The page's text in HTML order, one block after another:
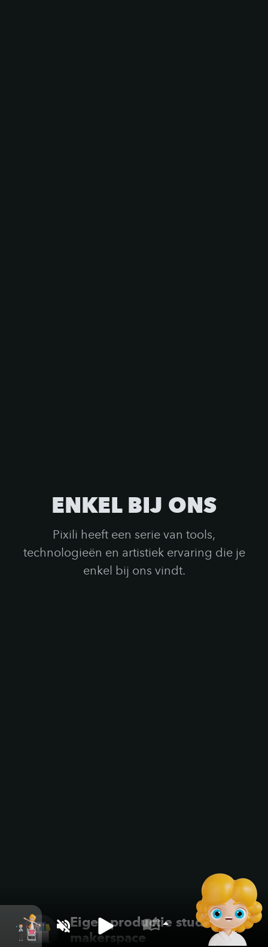
ENKEL BIJ ONS
Pixili heeft een serie van tools,
technologieën en artistiek ervaring die je
enkel bij ons vindt.
Eigen productie studio /
makerspace